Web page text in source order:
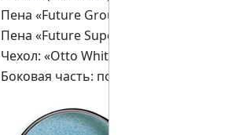
Пена «Future Ground Soft»: 3 см. —
Пена «Future Super Unit»: 14 см. —
Чехол: «Otto White Luxe» – объемный
Боковая часть: по 2